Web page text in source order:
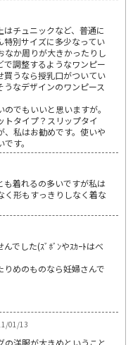
チュニックなど、普通に
別サイズに多少なってい
なか周りが大きかったりし
で調整するようなワンピー
買うなら授乳口がついてい
なデザインのワンピース
でもいいと思いますが。
トタイプ？スリップタイ
、私はお勧めです。使いや
す。
も着れるの多いですが私は
く形もすっきりしなく着な
でした(ｽﾞﾎﾞﾝやｽｶｰﾄはべ
りめのものなら妊婦さんで
01/13
の洋服が大きめということ